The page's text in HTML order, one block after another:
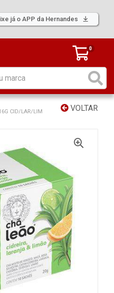
já o APP da Hernandes
0
VOLTAR
CID/LAR/LIM